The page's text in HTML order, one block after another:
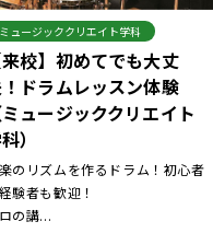
ミュージッククリエイト学科
来校】初めてでも大丈
ドラムレッスン体験
ミュージッククリエイト
）
のリズムを作るドラム！初心者
験者も歓迎！
の講...